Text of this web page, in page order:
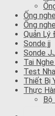
Ống
Ống
Quản Lý
Sonde jj
Sonde
Tai
Test
Thiết Bị
Thực
Bộ